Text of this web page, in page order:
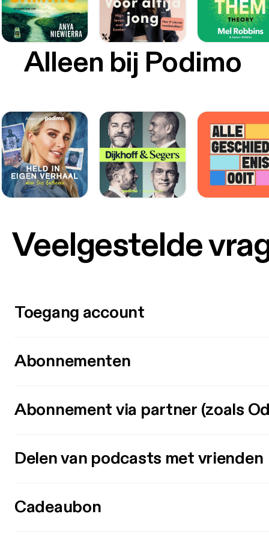
Alleen bij Podimo
Veelgestelde
Toegang account
Abonnementen
Abonnement via partner (zoals
Delen van podcasts met vrienden
Cadeaubon